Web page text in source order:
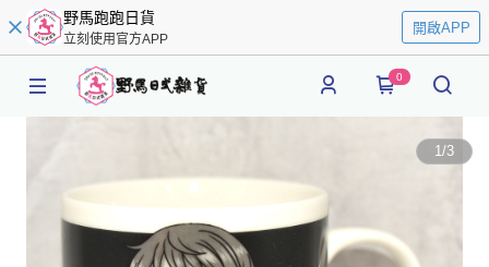
野馬跑跑日貨
立刻使用官方APP
開啟APP
0
1/3